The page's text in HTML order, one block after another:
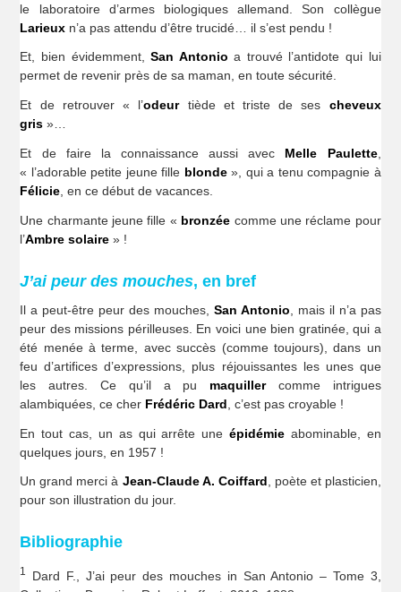
le laboratoire d’armes biologiques allemand. Son collègue
Larieux n’a pas attendu d’être trucidé… il s’est pendu !
Et, bien évidemment,San Antonio a trouvé l’antidote qui lui
permet de revenir près de sa maman, en toute sécurité.
Et de retrouver « l’odeurtiède et triste de ses cheveux
gris »…
Et de faire la connaissance aussi avec Melle Paulette,
« l’adorable petite jeune fille blonde», qui a tenu compagnie à
Félicie, en ce début de vacances.
Une charmante jeune fille « bronzée comme une réclame pour
l’Ambre solaire » !
J’ai peur des mouches, en bref
Il a peut-être peur des mouches, San Antonio , mais il n’a pas
peur des missions périlleuses. En voici une bien gratinée, qui a
été menée à terme, avec succès (comme toujours), dans un
feu d’artifices d’expressions, plus réjouissantes les unes que
les autres. Ce qu’il a pu maquillercomme intrigues
alambiquées, ce cher Frédéric Dard , c’est pas croyable !
En tout cas, un as qui arrête une épidémieabominable, en
quelques jours, en 1957 !
Un grand merci à Jean-Claude A. Coiffard, poète et plasticien,
pour son illustration du jour.
Bibliographie
1
Dard F., J’ai peur des mouches in San Antonio – Tome 3,